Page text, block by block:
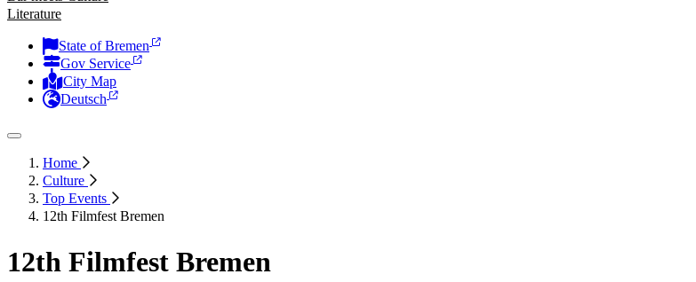
Literature
State of Bremen
Gov Service
City Map
Deutsch
Home
Culture
Top Events
12th Filmfest Bremen
12th Filmfest Bremen